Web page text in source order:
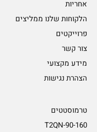
אחריות
הלקוחות שלנו ממליצים
פרוייקטים
צור קשר
מידע מקצועי
הצהרת נגישות
טרמוסטטים
T2QN-90-160